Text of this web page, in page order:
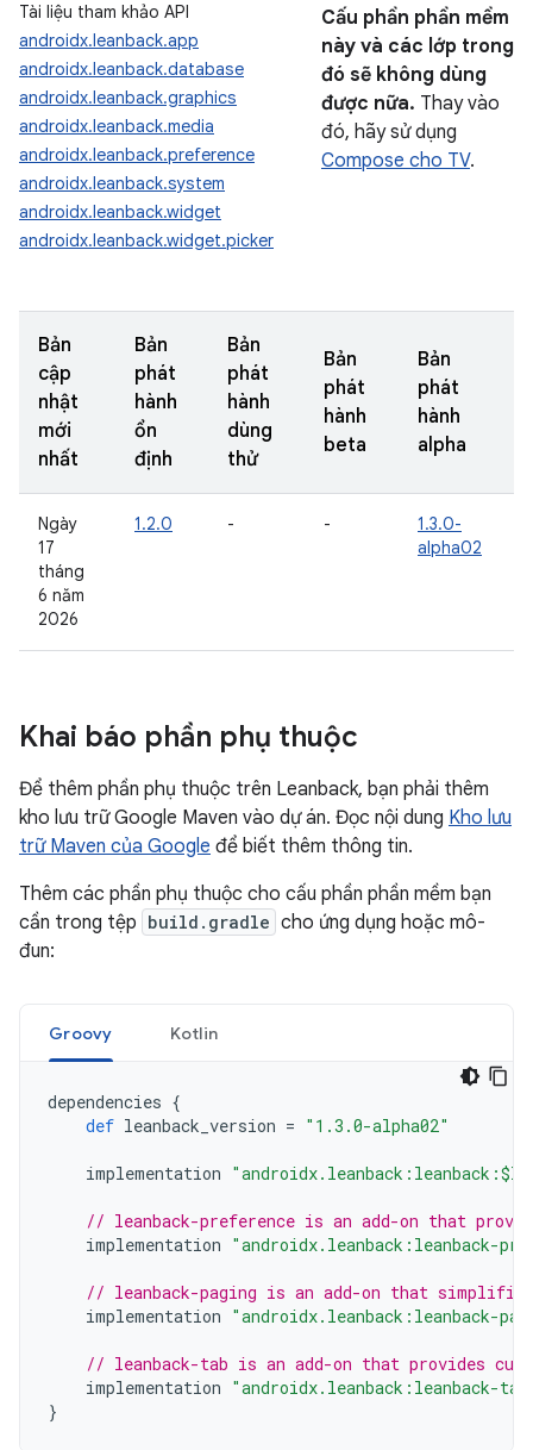
Tài liệu tham khảo API
androidx.leanback.app
androidx.leanback.database
androidx.leanback.graphics
androidx.leanback.media
androidx.leanback.preference
androidx.leanback.system
androidx.leanback.widget
androidx.leanback.widget.picker
Cấu phần phần mềm
này và các lớp trong
đó sẽ không dùng
được nữa. Thay vào
đó, hãy sử dụng
Compose cho TV.
Bản
cập
nhật
mới
nhất
Bản
phát
hành
ổn
định
Bản
phát
hành
dùng
thử
Bản
phát
hành
beta
Bản
phát
hành
alpha
Ngày
17
tháng
6 năm
2026
1.2.0 - -
1.3.0-
alpha02
Khai báo phần phụ thuộc
Để thêm phần phụ thuộc trên Leanback, bạn phải thêm
kho lưu trữ Google Maven vào dự án. Đọc nội dung Kho lưu
trữ Maven của Google để biết thêm thông tin.
Thêm các phần phụ thuộc cho cấu phần phần mềm bạn
cần trong tệp build.gradle cho ứng dụng hoặc mô-
đun:
Groovy Kotlin
dependencies {
def leanback_version = "1.3.0-alpha02"
implementation
// leanback-preference is an add-on that
implementation "androidx.leanback:leanback-
// leanback-paging is an add-on that
implementation "androidx.leanback:leanback-
// leanback-tab is an add-on that provides
implementation "androidx.leanback:leanback-
}